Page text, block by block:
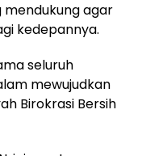
mendukung agar
kedepannya.
seluruh
mewujudkan
Birokrasi Bersih